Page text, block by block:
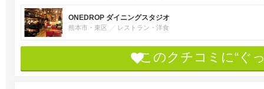
ONEDROP ダイニングスタジオ
熊本市・東区 レストラン・洋食
このクチコミに“ぐ